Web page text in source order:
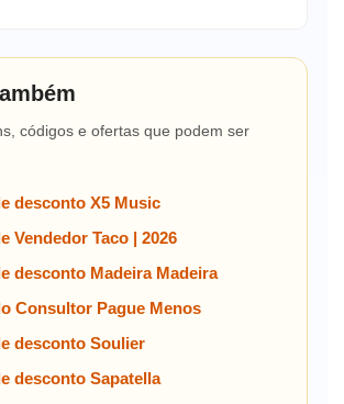
códigos e ofertas que podem ser
desconto X5 Music
Vendedor Taco | 2026
desconto Madeira Madeira
Consultor Pague Menos
desconto Soulier
desconto Sapatella